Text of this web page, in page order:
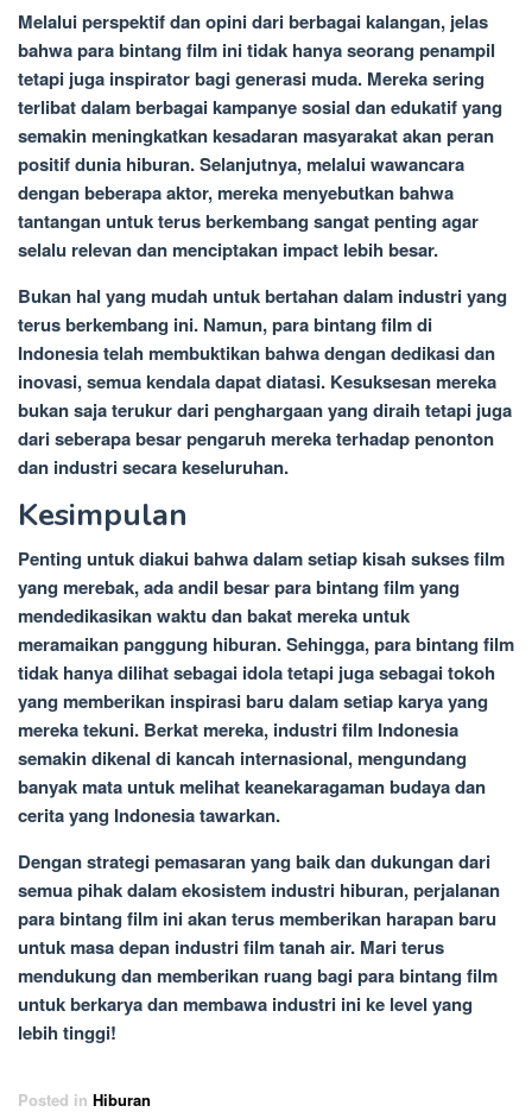
Melalui perspektif dan opini dari berbagai kalangan, jelas
bahwa para bintang film ini tidak hanya seorang penampil
tetapi juga inspirator bagi generasi muda. Mereka sering
terlibat dalam berbagai kampanye sosial dan edukatif yang
semakin meningkatkan kesadaran masyarakat akan peran
positif dunia hiburan. Selanjutnya, melalui wawancara
dengan beberapa aktor, mereka menyebutkan bahwa
tantangan untuk terus berkembang sangat penting agar
selalu relevan dan menciptakan impact lebih besar.
Bukan hal yang mudah untuk bertahan dalam industri yang
terus berkembang ini. Namun, para bintang film di
Indonesia telah membuktikan bahwa dengan dedikasi dan
inovasi, semua kendala dapat diatasi. Kesuksesan mereka
bukan saja terukur dari penghargaan yang diraih tetapi juga
dari seberapa besar pengaruh mereka terhadap penonton
dan industri secara keseluruhan.
Kesimpulan
Penting untuk diakui bahwa dalam setiap kisah sukses film
yang merebak, ada andil besar para bintang film yang
mendedikasikan waktu dan bakat mereka untuk
meramaikan panggung hiburan. Sehingga, para bintang film
tidak hanya dilihat sebagai idola tetapi juga sebagai tokoh
yang memberikan inspirasi baru dalam setiap karya yang
mereka tekuni. Berkat mereka, industri film Indonesia
semakin dikenal di kancah internasional, mengundang
banyak mata untuk melihat keanekaragaman budaya dan
cerita yang Indonesia tawarkan.
Dengan strategi pemasaran yang baik dan dukungan dari
semua pihak dalam ekosistem industri hiburan, perjalanan
para bintang film ini akan terus memberikan harapan baru
untuk masa depan industri film tanah air. Mari terus
mendukung dan memberikan ruang bagi para bintang film
untuk berkarya dan membawa industri ini ke level yang
lebih tinggi!
Posted in Hiburan